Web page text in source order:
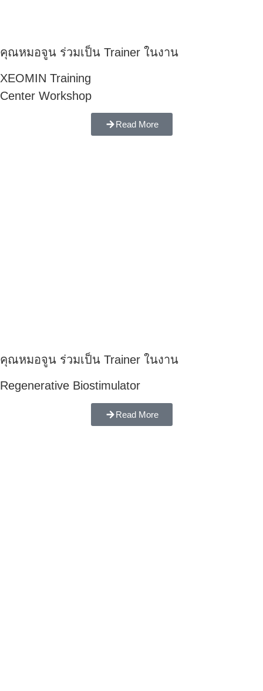
คุณหมอจูน ร่วมเป็น Trainer ในงาน
XEOMIN Training
Center Workshop
Read More
คุณหมอจูน ร่วมเป็น Trainer ในงาน
Regenerative Biostimulator
Read More